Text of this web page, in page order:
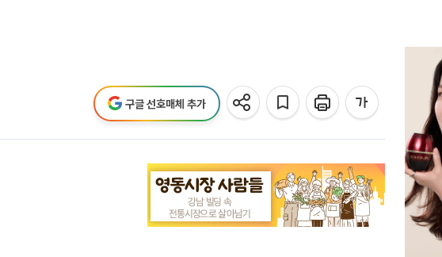
구글 선호매체 추가